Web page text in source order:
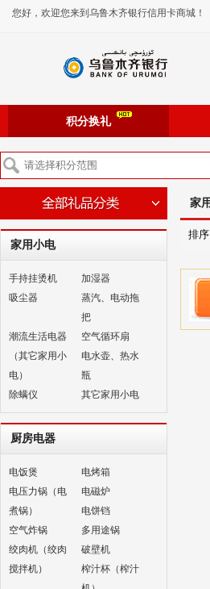
您好，欢迎您来到乌鲁木齐银行信用卡商城！
积分换礼
家用小电
手持挂烫机
加湿器
吸尘器
蒸汽、电动拖
把
潮流生活电器
（其它家用小
电）
空气循环扇
电水壶、热水
瓶
除螨仪
其它家用小电
厨房电器
电饭煲
电烤箱
电压力锅（电
煮锅）
电磁炉
电饼铛
空气炸锅
多用途锅
绞肉机（绞肉
搅拌机）
破壁机
榨汁杯（榨汁
家
排序